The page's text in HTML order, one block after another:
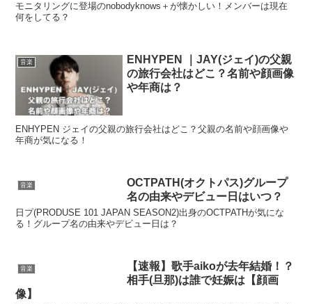
モニタリングに登場のnobodyknows＋が懐かしい！メンバーは現在
何をしてる？
音楽
ENHYPEN ｜JAY(ジェイ)の父親
の旅行会社はどこ？名前や顔画像
や年商は？
ENHYPEN ジェイの父親の旅行会社はどこ？父親の名前や顔画像や
年商が気になる！
音楽
OCTPATH(オクトパス)グループ
名の由来やデビュー日はいつ？
日プ(PRODUSE 101 JAPAN SEASON2)出身のOCTPATHが気にな
る！グループ名の由来やデビュー日は？
音楽
【速報】歌手aikoが去年結婚！？
相手(旦那)は誰で妊娠は【顔画
像】